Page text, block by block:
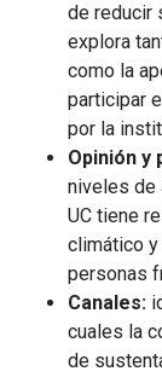
de reducir
explora
como la
participar
por la
Opinión y
niveles de
UC tiene
climático
personas
Canales:
cuales la
de